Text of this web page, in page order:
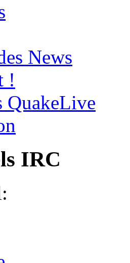
News
!
QuakeLive
IRC